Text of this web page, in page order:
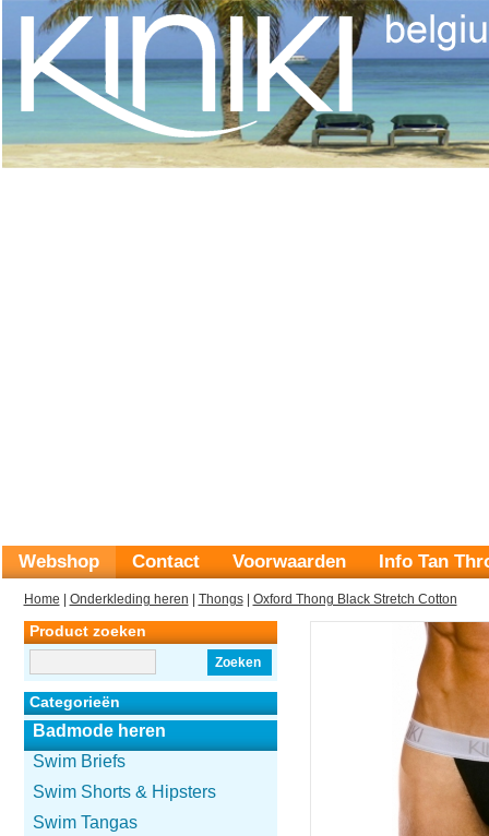
Webshop Contact Voorwaarden Info Tan
Home Onderkleding heren Thongs| Oxford Thong Black Stretch Cotton
Product zoeken
Zoeken
Categorieën
Badmode heren
Swim Briefs
Swim Shorts & Hipsters
Swim Tangas